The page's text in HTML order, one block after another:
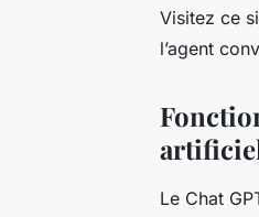
Visitez ce
l’agent
Le Chat